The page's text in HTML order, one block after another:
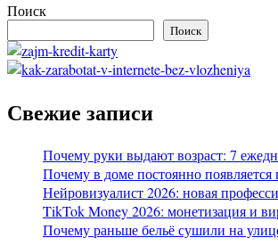
Поиск
Поиск
Свежие записи
Почему руки выдают возраст: 7
Почему в доме постоянно
Нейровизуалист 2026: новая
TikTok Money 2026: монетизация и
Почему раньше бельё сушили на